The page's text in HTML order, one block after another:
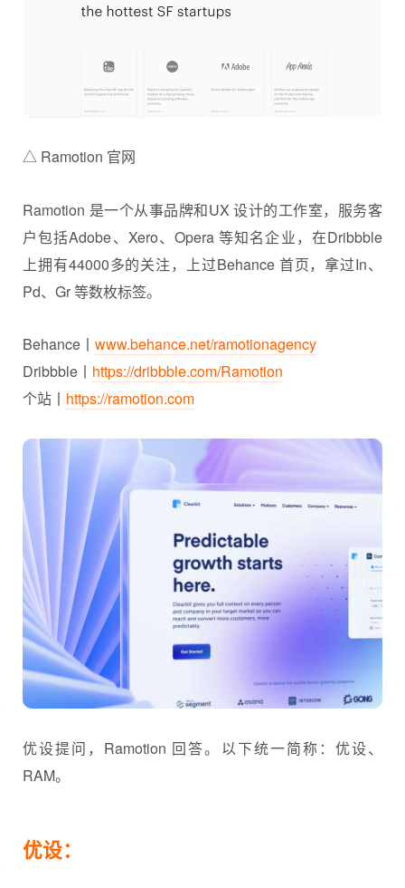
△ Ramotion 官网
Ramotion 是一个从事品牌和UX 设计的工作室，服务客
户包括Adobe、Xero、Opera 等知名企业，在Dribbble
上拥有44000多的关注，上过Behance 首页，拿过In、
Pd、Gr 等数枚标签。
Behance丨 www.behance.net/ramotionagency
Dribbble丨 https://dribbble.com/Ramotion
个站丨 https://ramotion.com
优设提问，Ramotion 回答。以下统一简称：优设、
RAM。
优设：